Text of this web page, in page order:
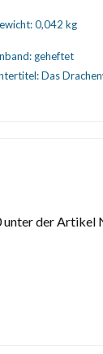
0,042 kg
geheftet
Das
unter der